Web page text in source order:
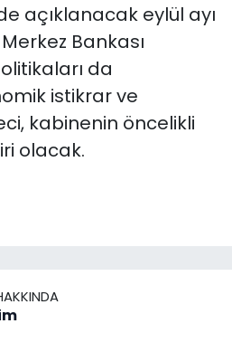
açıklanacak eylül ayı
Bankası
da
istikrar ve
kabinenin öncelikli
olacak.